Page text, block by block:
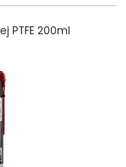
PTFE 200ml